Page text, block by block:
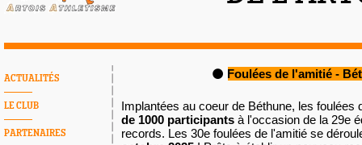
ACTUALITÉS
LE CLUB
PARTENAIRES
⚫️ Foulées de l'amitié -
Implantées au coeur de Béthune, les foulées
de 1000 participants à l'occasion de la 29e
records. Les 30e foulées de l'amitié se